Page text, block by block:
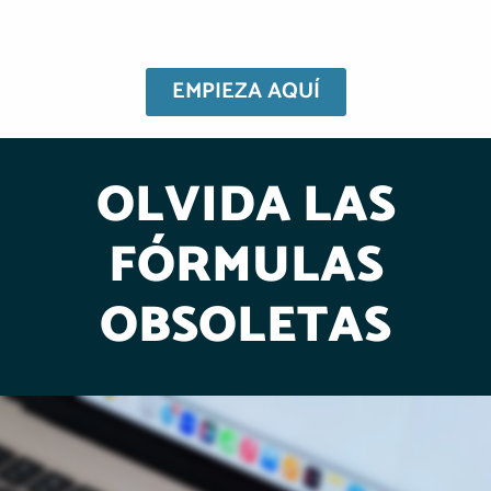
EMPIEZA AQUÍ
OLVIDA LAS
FÓRMULAS
OBSOLETAS